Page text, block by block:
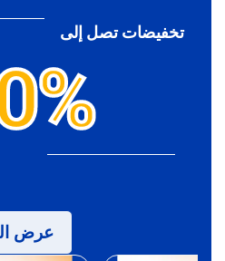
تخفيضات تصل إلى
عرض